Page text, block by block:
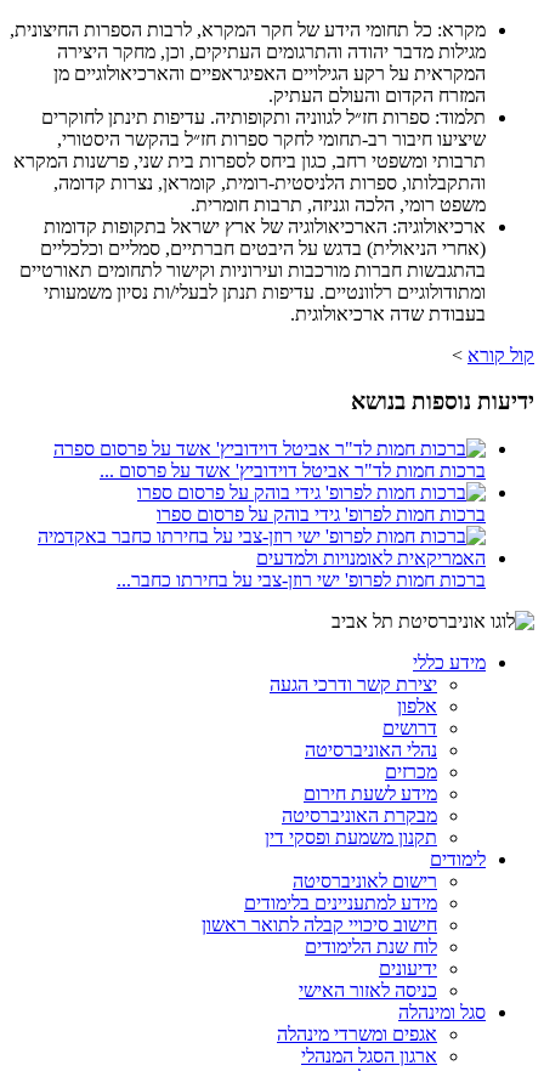
מקרא: כל תחומי הידע של חקר המקרא, לרבות הספרות החיצונית,
מגילות מדבר יהודה והתרגומים העתיקים, וכן, מחקר היצירה
המקראית על רקע הגילויים האפיגראפיים והארכיאולוגיים מן
המזרח הקדום והעולם העתיק.
תלמוד: ספרות חז״ל לגווניה ותקופותיה. עדיפות תינתן לחוקרים
שיציעו חיבור רב-תחומי לחקר ספרות חז״ל בהקשר היסטורי,
תרבותי ומשפטי רחב, כגון ביחס לספרות בית שני, פרשנות המקרא
והתקבלותו, ספרות הלניסטית-רומית, קומראן, נצרות קדומה,
משפט רומי, הלכה וגניזה, תרבות חומרית.
ארכיאולוגיה: הארכיאולוגיה של ארץ ישראל בתקופות קדומות
(אחרי הניאולית) בדגש על היבטים חברתיים, סמליים וכלכליים
בהתגבשות חברות מורכבות ועירוניות וקישור לתחומים תאורטיים
ומתודולוגיים רלוונטיים. עדיפות תנתן לבעלי/ות נסיון משמעותי
בעבודת שדה ארכיאולוגית.
קול קורא >
ידיעות נוספות בנושא
ברכות חמות לד"ר אביטל דוידוביץ' אשד על פרסום ...
ברכות חמות לפרופ' גידי בוהק על פרסום ספרו
ברכות חמות לפרופ' ישי רוזן-צבי על בחירתו כחבר...
מידע כללי
יצירת קשר ודרכי הגעה
אלפון
דרושים
נהלי האוניברסיטה
מכרזים
מידע לשעת חירום
מבקרת האוניברסיטה
תקנון משמעת ופסקי דין
לימודים
רישום לאוניברסיטה
מידע למתעניינים בלימודים
חישוב סיכויי קבלה לתואר ראשון
לוח שנת הלימודים
ידיעונים
כניסה לאזור האישי
סגל ומינהלה
אגפים ומשרדי מינהלה
ארגון הסגל המנהלי